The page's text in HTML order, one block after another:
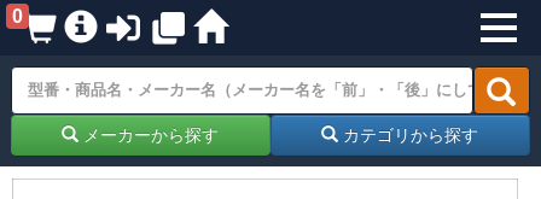
0
メーカーから探す カテゴリから探す